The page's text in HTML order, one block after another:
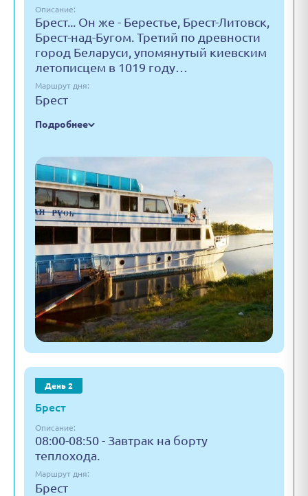
Описание:
Брест... Он же - Берестье, Брест-Литовск,
Брест-над-Бугом. Третий по древности
город Беларуси, упомянутый киевским
летописцем в 1019 году…
Маршрут дня:
Брест
Подробнее
День 2
Брест
Описание:
08:00-08:50 - Завтрак на борту
теплохода.
Маршрут дня:
Брест